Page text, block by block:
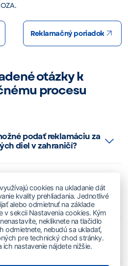
Reklamačný poriadok
otázky k
procesu
podať reklamáciu za
diel v zahraničí?
hudobných diel v
je možné uplatniť
cookies na ukladanie dát
kvality prehliadania. Jednotlivé
alebo odmietnuť na základe
v sekcii Nastavenia cookies. Kým
nekliknete na tlačidlo
odmietnete, nebudú sa ukladať,
pre technický chod stránky.
nastavenie nájdete nižšie.